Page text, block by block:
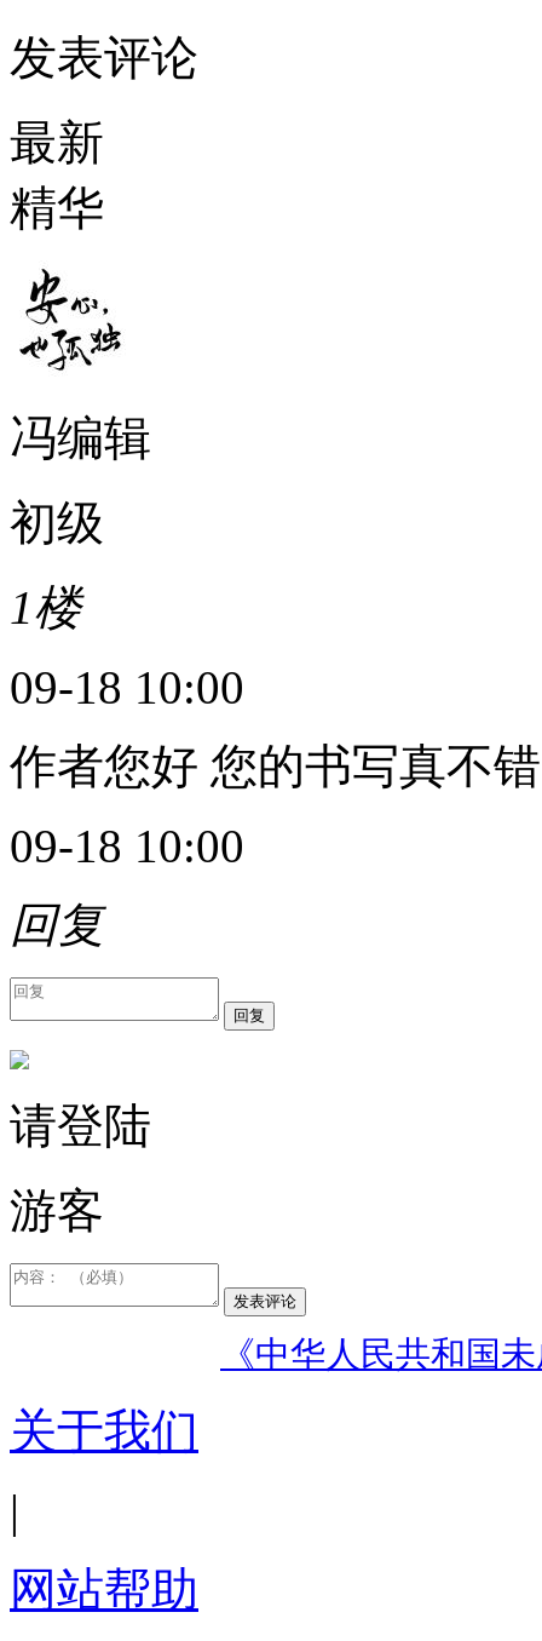
发表评论
最新
精华
冯编辑
初级
1楼
09-18 10:00
作者您好 您的书写真不
09-18 10:00
回复
回复
请登陆
游客
发表评论
《中华人民共和国
关于我们
|
网站帮助